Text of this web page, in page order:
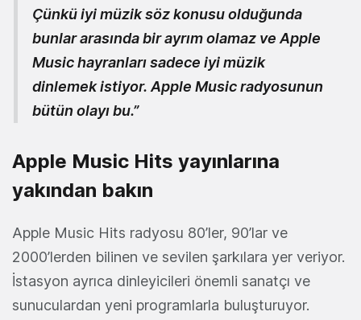
Çünkü iyi müzik söz konusu olduğunda
bunlar arasında bir ayrım olamaz ve Apple
Music hayranları sadece iyi müzik
dinlemek istiyor. Apple Music radyosunun
bütün olayı bu.”
Apple Music Hits yayınlarına
yakından bakın
Apple Music Hits radyosu 80’ler, 90’lar ve
2000’lerden bilinen ve sevilen şarkılara yer veriyor.
İstasyon ayrıca dinleyicileri önemli sanatçı ve
sunuculardan yeni programlarla buluşturuyor.